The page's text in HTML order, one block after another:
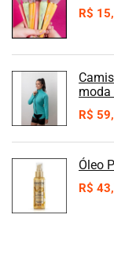
R$
moda
R$
Óleo
R$